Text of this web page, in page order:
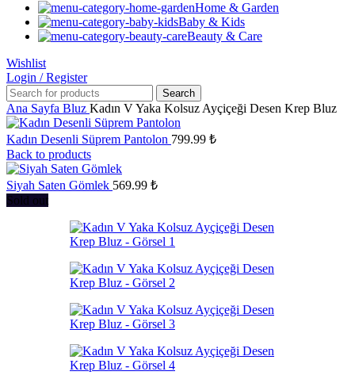
Home & Garden
Baby & Kids
Beauty & Care
Wishlist
Login / Register
Search
Ana Sayfa Bluz Kadın V Yaka Kolsuz Ayçiçeği Desen Krep Bluz
Kadın Desenli Süprem Pantolon 799.99 ₺
Back to products
Siyah Saten Gömlek 569.99 ₺
Sold out